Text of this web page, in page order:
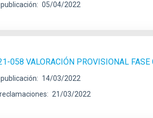
05/04/2022
058 VALORACIÓN PROVISIONAL FASE
14/03/2022
21/03/2022